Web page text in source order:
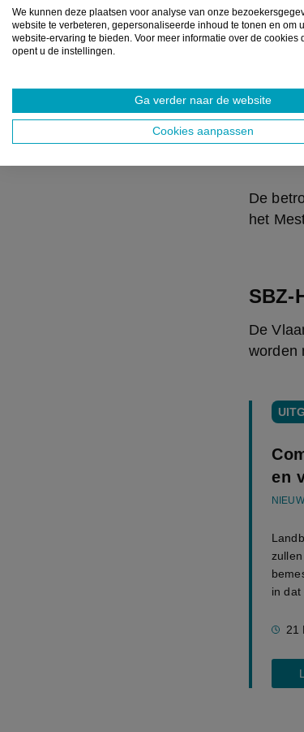
We kunnen deze plaatsen voor analyse van onze
website te verbeteren, gepersonaliseerde inhoud te tonen en om
website-ervaring te bieden. Voor meer informatie over de cookies
opent u de instellingen.
Ga verder naar de website
Cookies aanpassen
Op
op de
op
De
het
SBZ-
De
worden
en
in dat
21